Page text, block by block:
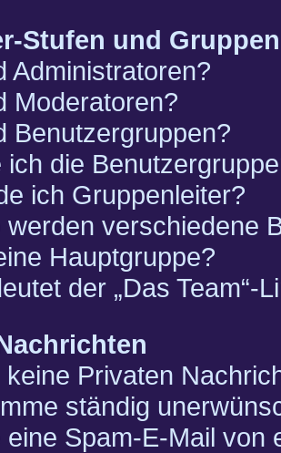
Stufen und Gruppen
Administratoren?
Moderatoren?
Benutzergruppen?
ich die
ich Gruppenleiter?
werden verschiedene
Hauptgruppe?
der „Das Team“-
keine Privaten
ständig
eine Spam-E-Mail von